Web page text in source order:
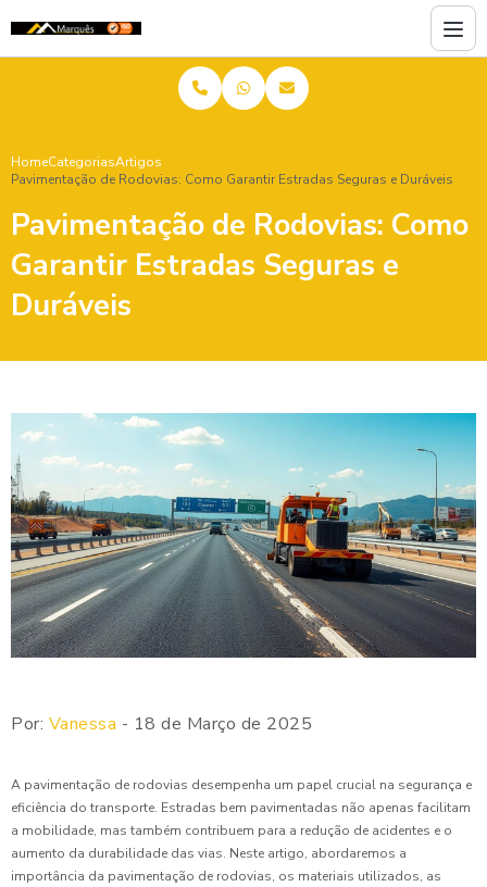
HomeCategoriasArtigos
Pavimentação de Rodovias: Como Garantir Estradas Seguras e Duráveis
Pavimentação de Rodovias: Como
Garantir Estradas Seguras e
Duráveis
Por: Vanessa - 18 de Março de 2025
A pavimentação de rodovias desempenha um papel crucial na segurança e
eficiência do transporte. Estradas bem pavimentadas não apenas facilitam
a mobilidade, mas também contribuem para a redução de acidentes e o
aumento da durabilidade das vias. Neste artigo, abordaremos a
importância da pavimentação de rodovias, os materiais utilizados, as